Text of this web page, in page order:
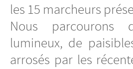
les 15 marcheurs
Nous parcourons
lumineux, de
arrosés par les